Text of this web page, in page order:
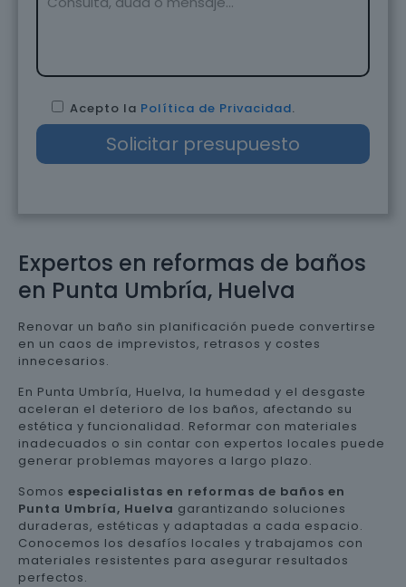
Expertos en reformas de baños
en Punta Umbría, Huelva
Renovar un baño sin planificación puede convertirse
en un caos de imprevistos, retrasos y costes
innecesarios.
En Punta Umbría, Huelva, la humedad y el desgaste
aceleran el deterioro de los baños, afectando su
estética y funcionalidad. Reformar con materiales
inadecuados o sin contar con expertos locales puede
generar problemas mayores a largo plazo.
Somos especialistas en reformas de baños en
Punta Umbría, Huelva garantizando soluciones
duraderas, estéticas y adaptadas a cada espacio.
Conocemos los desafíos locales y trabajamos con
materiales resistentes para asegurar resultados
perfectos.
Acepto la Política de Privacidad.